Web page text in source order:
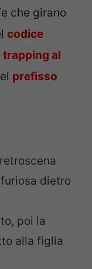
che girano
codice
trapping al
prefisso
dietro
poi la
alla figlia